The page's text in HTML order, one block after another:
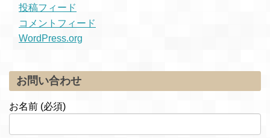
投稿フィード
コメントフィード
WordPress.org
お問い合わせ
お名前 (必須)